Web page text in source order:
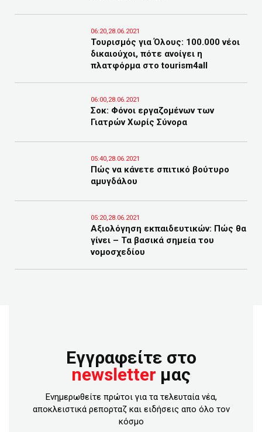
06:20,28.06.2021
Τουρισμός για Όλους: 100.000 νέοι
δικαιούχοι, πότε ανοίγει η
πλατφόρμα στο tourism4all
06:00,28.06.2021
Σοκ: Φόνοι εργαζομένων των
Γιατρών Χωρίς Σύνορα
05:40,28.06.2021
Πώς να κάνετε σπιτικό βούτυρο
αμυγδάλου
05:20,28.06.2021
Αξιολόγηση εκπαιδευτικών: Πώς θα
γίνει – Τα βασικά σημεία του
νομοσχεδίου
Εγγραφείτε στο
newsletter μας
Ενημερωθείτε πρώτοι για τα τελευταία νέα,
αποκλειστικά ρεπορταζ και ειδήσεις απο όλο τον
κόσμο